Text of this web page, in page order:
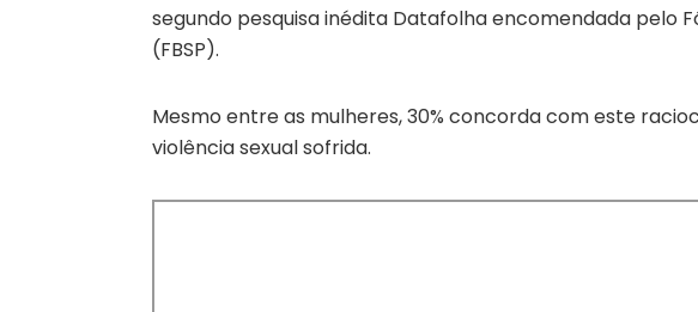
segundo pesquisa inédita Datafolha encomendada pelo
(FBSP).
Mesmo entre as mulheres, 30% concorda com este
violência sexual sofrida.